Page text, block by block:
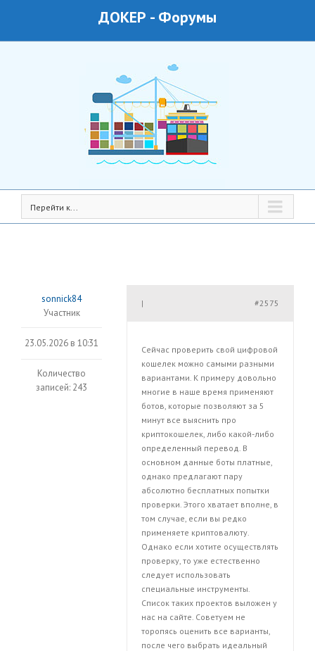
ДОКЕР - Форумы
Перейти к...
sonnick84
Участник
23.05.2026 в 10:31
Количество
записей: 243
#2575
|
Сейчас проверить свой цифровой
кошелек можно самыми разными
вариантами. К примеру довольно
многие в наше время применяют
ботов, которые позволяют за 5
минут все выяснить про
криптокошелек, либо какой-либо
определенный перевод. В
основном данные боты платные,
однако предлагают пару
абсолютно бесплатных попытки
проверки. Этого хватает вполне, в
том случае, если вы редко
применяете криптовалюту.
Однако если хотите осуществлять
проверку, то уже естественно
следует использовать
специальные инструменты.
Список таких проектов выложен у
нас на сайте. Советуем не
торопясь оценить все варианты,
после чего выбрать идеальный